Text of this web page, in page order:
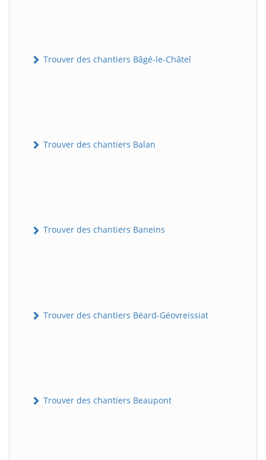
Trouver des chantiers Bâgé-le-Châtel
Trouver des chantiers Balan
Trouver des chantiers Baneins
Trouver des chantiers Béard-Géovreissiat
Trouver des chantiers Beaupont